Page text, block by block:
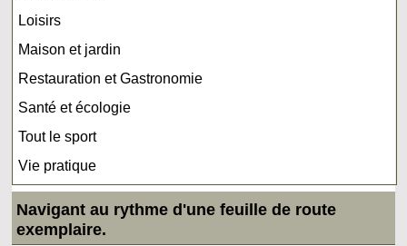
Loisirs
Maison et jardin
Restauration et Gastronomie
Santé et écologie
Tout le sport
Vie pratique
Navigant au rythme d'une feuille de route
exemplaire.